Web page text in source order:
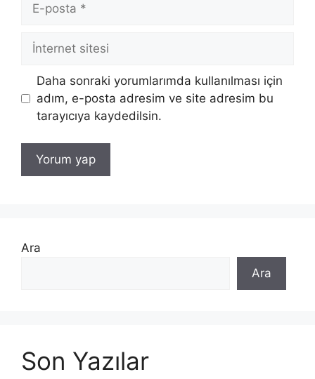
posta
İnternet
Daha sonraki yorumlarımda kullanılması için
adım, e-posta adresim ve site adresim bu
tarayıcıya kaydedilsin.
Ara
Ara
Son Yazılar